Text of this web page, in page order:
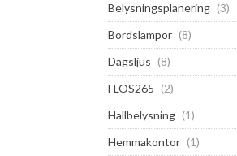
Belysningsplanering (3)
Bordslampor (8)
Dagsljus (8)
FLOS265 (2)
Hallbelysning (1)
Hemmakontor (1)